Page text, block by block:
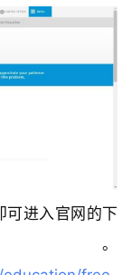
可进入官网的下
。